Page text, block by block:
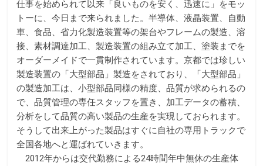
o
o
k
e
r
仕事を始められて以来「良いものを安く、迅速に」をモッ
トーに、今日まで来られました。半導体、液晶装置、自動
車、食品、省力化製造装置等の架台やフレームの製造、溶
接、素材調達加工、製造装置の組み立て加工、塗装までを
オーダーメイドで一貫制作されています。京都では珍しい
製造装置の「大型部品」製造をされており、「大型部品」
の製造加工は、小型部品同様の精度、品質が求められるの
で、品質管理の専任スタッフを置き、加工データの蓄積、
分析をして品質の高い製品の生産を実現しておられます。
そうして出来上がった製品はすぐに自社の専用トラックで
全国各地へと運ばれていきます。
2012年からは交代勤務による24時間年中無休の生産体